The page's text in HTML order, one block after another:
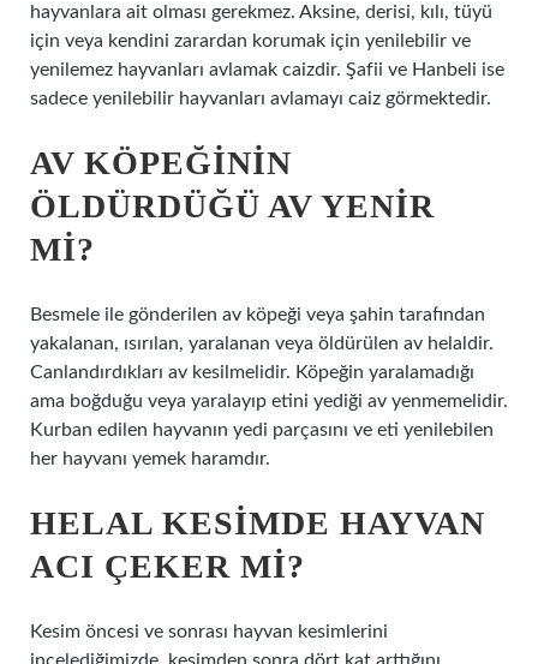
hayvanlara ait olması gerekmez. Aksine, derisi, kılı, tüyü
için veya kendini zarardan korumak için yenilebilir ve
yenilemez hayvanları avlamak caizdir. Şafii ve Hanbeli ise
sadece yenilebilir hayvanları avlamayı caiz görmektedir.
AV KÖPEĞININ
ÖLDÜRDÜĞÜ AV YENIR
MI?
Besmele ile gönderilen av köpeği veya şahin tarafından
yakalanan, ısırılan, yaralanan veya öldürülen av helaldir.
Canlandırdıkları av kesilmelidir. Köpeğin yaralamadığı
ama boğduğu veya yaralayıp etini yediği av yenmemelidir.
Kurban edilen hayvanın yedi parçasını ve eti yenilebilen
her hayvanı yemek haramdır.
HELAL KESIMDE HAYVAN
ACI ÇEKER MI?
Kesim öncesi ve sonrası hayvan kesimlerini